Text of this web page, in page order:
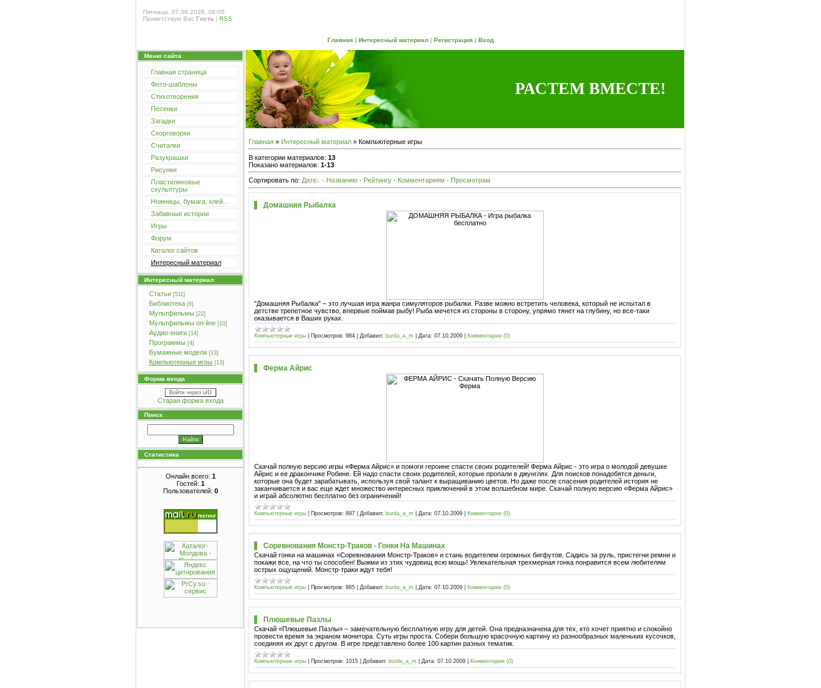
Пятница, 07.08.2026, 08:05
Приветствую Вас Гость | RSS
Главная | Интересный материал | Регистрация | Вход
Меню сайта
Главная страница
Фото-шаблоны
Стихотворения
Песенки
Загадки
Скорговорки
Считалки
Разукрашки
Рисунки
Пластилиновые
скульптуры
Ножницы, бумага, клей...
Забавные истории
Игры
Форум
Каталог сайтов
Интересный материал
Интересный материал
Статьи [511]
Библиотека [6]
Мультфильмы [22]
Мультфильмы on-line [10]
Аудио-книги [14]
Программы [4]
Бумажные модели [13]
Компьютерные игры [13]
Форма входа
Войти через uID
Старая форма входа
Поиск
Статистика
Онлайн всего: 1
Гостей: 1
Пользователей: 0
РАСТЕМ ВМЕСТЕ!
Главная » Интересный материал » Компьютерные игры
В категории материалов: 13
Показано материалов: 1-13
Сортировать по: Дате · Названию · Рейтингу · Комментариям · Просмотрам
Домашняя Рыбалка
"Домашняя Рыбалка" – это лучшая игра жанра симуляторов рыбалки. Разве можно встретить человека, который не испытал в
детстве трепетное чувство, впервые поймав рыбу! Рыба мечется из стороны в сторону, упрямо тянет на глубину, но все-таки
оказывается в Ваших руках.
Компьютерные игры Просмотров: 984 Добавил: burda_a_m Дата: 07.10.2009 Комментарии (0)
Ферма Айрис
Скачай полную версию игры «Ферма Айрис» и помоги героине спасти своих родителей! Ферма Айрис - это игра о молодой девушке
Айрис и ее дракончике Робине. Ей надо спасти своих родителей, которые пропали в джунглях. Для поисков понадобятся деньги,
которые она будет зарабатывать, используя свой талант к выращиванию цветов. Но даже после спасения родителей история не
заканчивается и вас еще ждет множество интересных приключений в этом волшебном мире. Скачай полную версию «Ферма Айрис»
и играй абсолютно бесплатно без ограничений!
Компьютерные игры Просмотров: 897 Добавил: burda_a_m Дата: 07.10.2009 Комментарии (0)
Соревнования Монстр-Траков - Гонки На Машинах
Скачай гонки на машинах «Соревнования Монстр-Траков» и стань водителем огромных бигфутов. Садись за руль, пристегни ремни и
покажи все, на что ты способен! Выжми из этих чудовищ всю мощь! Увлекательная трехмерная гонка понравится всем любителям
острых ощущений. Монстр-траки ждут тебя!
Компьютерные игры Просмотров: 865 Добавил: burda_a_m Дата: 07.10.2009 Комментарии (0)
Плюшевые Пазлы
Скачай «Плюшевые Пазлы» – замечательную бесплатную игру для детей. Она предназначена для тех, кто хочет приятно и спокойно
провести время за экраном монитора. Суть игры проста. Собери большую красочную картину из разнообразных маленьких кусочков,
соединяя их друг с другом. В игре представлено более 100 картин разных тематик.
Компьютерные игры Просмотров: 1015 Добавил: burda_a_m Дата: 07.10.2009 Комментарии (0)